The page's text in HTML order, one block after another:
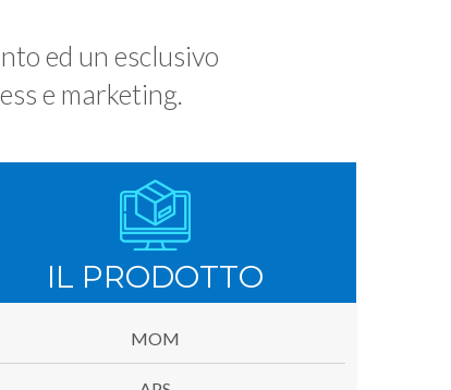
ed un esclusivo
e marketing.
IL PRODOTTO
MOM